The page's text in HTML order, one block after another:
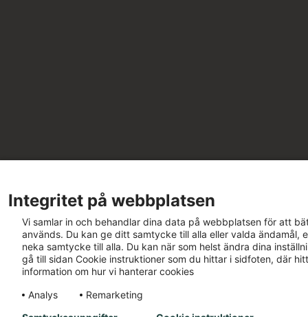
Integritet på webbplatsen
Vi samlar in och behandlar dina data på webbplatsen för att
används. Du kan ge ditt samtycke till alla eller valda ändamål,
neka samtycke till alla. Du kan när som helst ändra dina
gå till sidan Cookie instruktioner som du hittar i sidfoten, där
information om hur vi hanterar cookies
Analys
Remarketing